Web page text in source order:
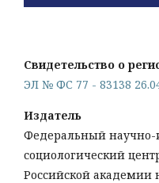
Свидетельство о
ЭЛ № ФС 77 - 83138
Издатель
Федеральный научно-
социологический
Российской академии